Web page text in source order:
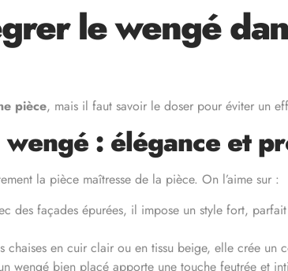
le wengé
pièce, mais il faut savoir le doser pour éviter un
wengé : élégance et
la pièce maîtresse de la pièce. On l’aime sur :
des façades épurées, il impose un style fort,
chaises en cuir clair ou en tissu beige, elle crée un
wengé bien placé apporte une touche feutrée et